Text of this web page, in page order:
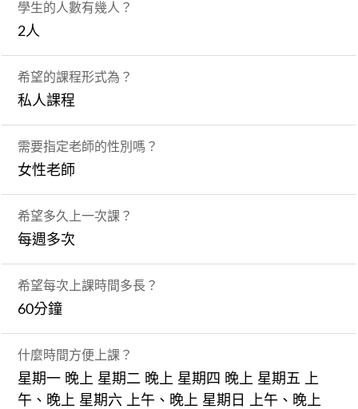
學生的人數有幾人？
2人
希望的課程形式為？
私人課程
需要指定老師的性別嗎？
女性老師
希望多久上一次課？
每週多次
希望每次上課時間多長？
60分鐘
什麼時間方便上課？
星期一 晚上 星期二 晚上 星期四 晚上 星期五 上
午、晚上 星期六 上午、晚上 星期日 上午、晚上